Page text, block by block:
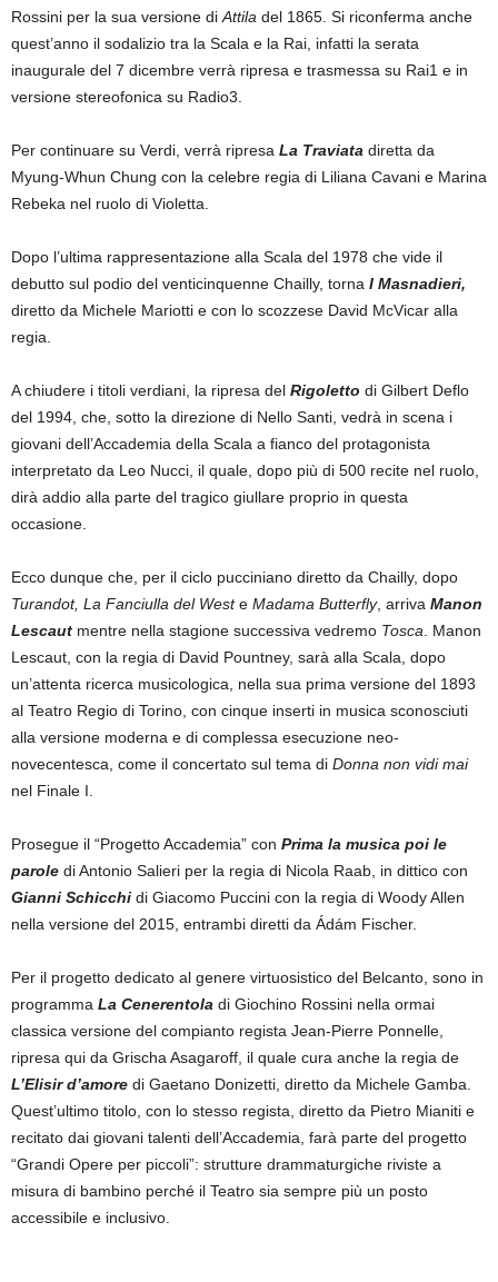
Rossini per la sua versione di Attila del 1865. Si riconferma anche
quest’anno il sodalizio tra la Scala e la Rai, infatti la serata
inaugurale del 7 dicembre verrà ripresa e trasmessa su Rai1 e in
versione stereofonica su Radio3.
Per continuare su Verdi, verrà ripresa La Traviata diretta da
Myung-Whun Chung con la celebre regia di Liliana Cavani e Marina
Rebeka nel ruolo di Violetta.
Dopo l’ultima rappresentazione alla Scala del 1978 che vide il
debutto sul podio del venticinquenne Chailly, torna I Masnadieri,
diretto da Michele Mariotti e con lo scozzese David McVicar alla
regia.
A chiudere i titoli verdiani, la ripresa del Rigoletto di Gilbert Deflo
del 1994, che, sotto la direzione di Nello Santi, vedrà in scena i
giovani dell’Accademia della Scala a fianco del protagonista
interpretato da Leo Nucci, il quale, dopo più di 500 recite nel ruolo,
dirà addio alla parte del tragico giullare proprio in questa
occasione.
Ecco dunque che, per il ciclo pucciniano diretto da Chailly, dopo
Turandot, La Fanciulla del Weste Madama Butterfly, arriva Manon
Lescaut mentre nella stagione successiva vedremo Tosca . Manon
Lescaut, con la regia di David Pountney, sarà alla Scala, dopo
un’attenta ricerca musicologica, nella sua prima versione del 1893
al Teatro Regio di Torino, con cinque inserti in musica sconosciuti
alla versione moderna e di complessa esecuzione neo-
novecentesca, come il concertato sul tema di Donna non vidi mai
nel Finale I.
Prosegue il “Progetto Accademia” con Prima la musica poi le
parole di Antonio Salieri per la regia di Nicola Raab, in dittico con
Gianni Schicchi di Giacomo Puccini con la regia di Woody Allen
nella versione del 2015, entrambi diretti da Ádám Fischer.
Per il progetto dedicato al genere virtuosistico del Belcanto, sono in
programma La Cenerentola di Giochino Rossini nella ormai
classica versione del compianto regista Jean-Pierre Ponnelle,
ripresa qui da Grischa Asagaroff, il quale cura anche la regia de
L’Elisir d’amore di Gaetano Donizetti, diretto da Michele Gamba.
Quest’ultimo titolo, con lo stesso regista, diretto da Pietro Mianiti e
recitato dai giovani talenti dell’Accademia, farà parte del progetto
“Grandi Opere per piccoli”: strutture drammaturgiche riviste a
misura di bambino perché il Teatro sia sempre più un posto
accessibile e inclusivo.